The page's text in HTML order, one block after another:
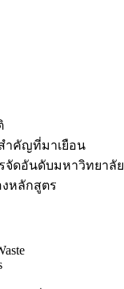
ำคัญที่มาเยือน
จัดอันดับมหาวิทยาลัย
หลักสูตร